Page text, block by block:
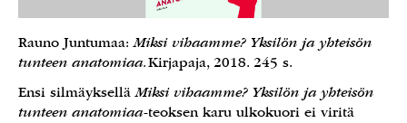
Rauno Juntumaa:Miksi vihaamme? Yksilön ja yhteisön
tunteen anatomiaa.Kirjapaja, 2018. 245 s.
Ensi silmäykselläMiksi vihaamme? Yksilön ja yhteisön
tunteen anatomiaa-teoksen karu ulkokuori ei viritä